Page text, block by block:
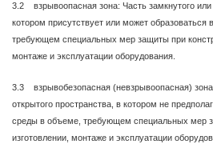
3.2 взрывоопасная зона: Часть замкнутого или
котором присутствует или может образоваться
требующем специальных мер защиты при
монтаже и эксплуатации оборудования.
3.3 взрывобезопасная (невзрывоопасная)
открытого пространства, в котором не
среды в объеме, требующем специальных мер
изготовлении, монтаже и эксплуатации